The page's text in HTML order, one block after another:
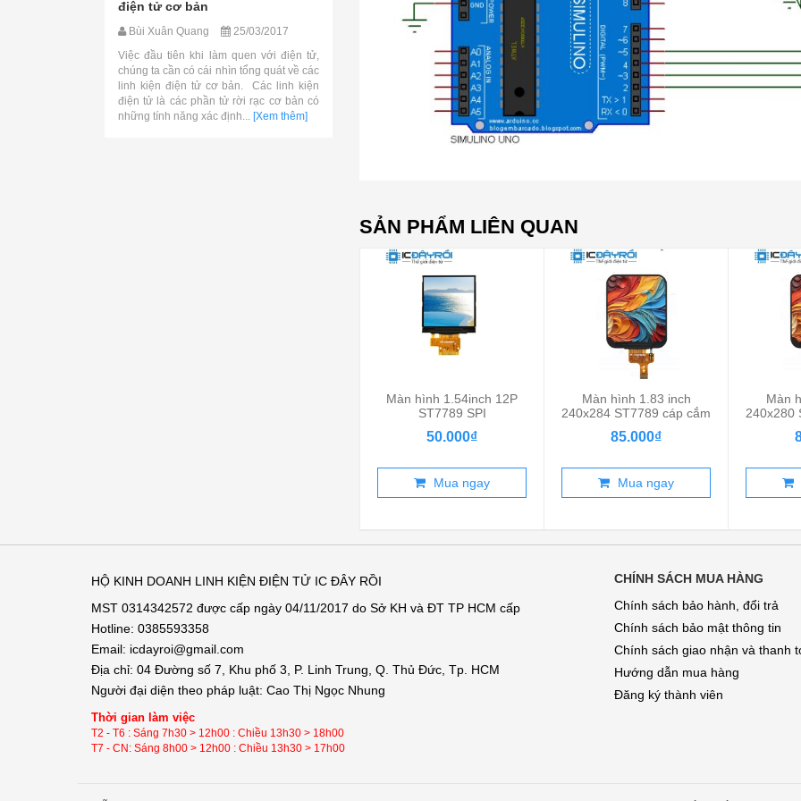
điện tử cơ bản
Bùi Xuân Quang
25/03/2017
Việc đầu tiên khi làm quen với điện tử,
chúng ta cần có cái nhìn tổng quát về các
linh kiện điện tử cơ bản. Các linh kiện
điện tử là các phần tử rời rạc cơ bản có
những tính năng xác định... [Xem thêm]
SẢN PHẨM LIÊN QUAN
Màn hình 1.54inch 12P
ST7789 SPI
50.000₫
Mua ngay
Màn hình 1.83 inch
240x284 ST7789 cáp cắm
15P
85.000₫
Mua ngay
Màn
240x280
HỘ KINH DOANH LINH KIỆN ĐIỆN TỬ IC ĐÂY RỒI
MST 0314342572 được cấp ngày 04/11/2017 do Sở KH và ĐT TP HCM cấp
Hotline: 0385593358
Email: icdayroi@gmail.com
Địa chỉ: 04 Đường số 7, Khu phố 3, P. Linh Trung, Q. Thủ Đức, Tp. HCM
Người đại diện theo pháp luật: Cao Thị Ngọc Nhung
Thời gian làm việc
T2 - T6 : Sáng 7h30 > 12h00 : Chiều 13h30 > 18h00
T7 - CN: Sáng 8h00 > 12h00 : Chiều 13h30 > 17h00
CHÍNH SÁCH MUA HÀNG
Chính sách bảo hành, đổi trả
Chính sách bảo mật thông tin
Chính sách giao nhận và thanh
Hướng dẫn mua hàng
Đăng ký thành viên